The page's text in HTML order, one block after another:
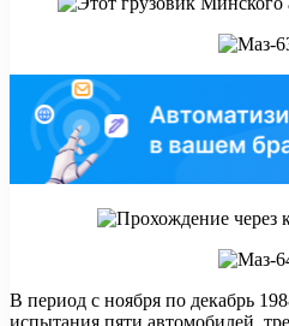
В период с ноября по декабрь